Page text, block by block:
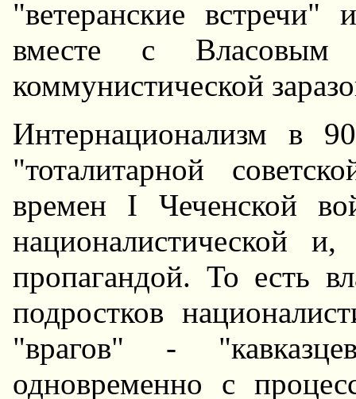
"ветеранские встречи"
вместе с
коммунистической
Интернационализм в
"тоталитарной
времен I Чеченской
националистической и,
пропагандой. То есть
подростков
"врагов" -
одновременно с